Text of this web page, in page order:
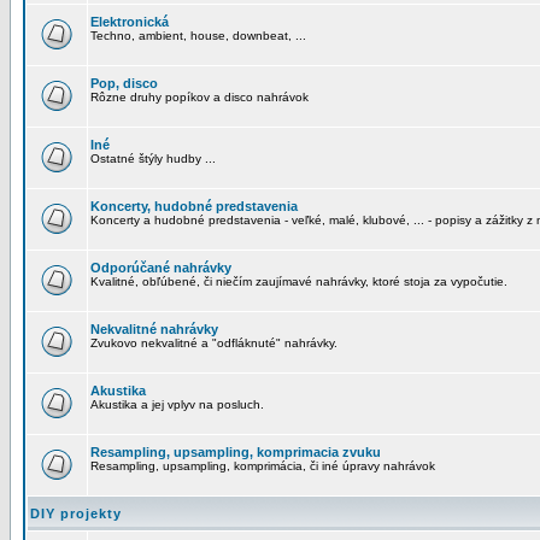
Elektronická
Techno, ambient, house, downbeat, ...
Pop, disco
Rôzne druhy popíkov a disco nahrávok
Iné
Ostatné štýly hudby ...
Koncerty, hudobné predstavenia
Koncerty a hudobné predstavenia - veľké, malé, klubové, ... - popisy a zážitky z
Odporúčané nahrávky
Kvalitné, obľúbené, či niečím zaujímavé nahrávky, ktoré stoja za vypočutie.
Nekvalitné nahrávky
Zvukovo nekvalitné a "odfláknuté" nahrávky.
Akustika
Akustika a jej vplyv na posluch.
Resampling, upsampling, komprimacia zvuku
Resampling, upsampling, komprimácia, či iné úpravy nahrávok
DIY projekty